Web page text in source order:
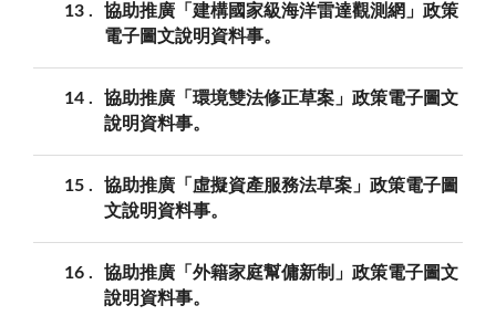
13
協助推廣「建構國家級海洋雷達觀測網」政策
電子圖文說明資料事。
14
協助推廣「環境雙法修正草案」政策電子圖文
說明資料事。
15
協助推廣「虛擬資產服務法草案」政策電子圖
文說明資料事。
16
協助推廣「外籍家庭幫傭新制」政策電子圖文
說明資料事。